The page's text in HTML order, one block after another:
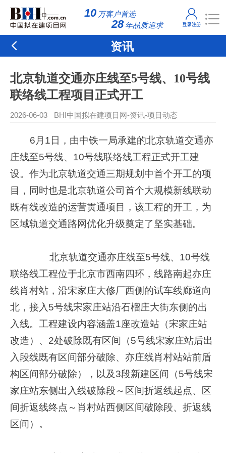
10 万客户首选
28 年品质追求
资讯
北京轨道交通亦庄线至5号线、10号线
联络线工程项目正式开工
2026-06-03 BHI中国拟在建项目网-资讯-项目动态
6月1日，由中铁一局承建的北京轨道交通亦
庄线至5号线、10号线联络线工程正式开工建
设。作为北京轨道交通三期规划中首个开工的项
目，同时也是北京轨道公司首个大规模新线联动
既有线改造的运营贯通项目，该工程的开工，为
区域轨道交通路网优化升级奠定了坚实基础。
北京轨道交通亦庄线至5号线、10号线
联络线工程位于北京市西南四环，线路南起亦庄
线肖村站，沿宋家庄大修厂西侧的试车线廊道向
北，接入5号线宋家庄站沿石榴庄大街东侧的出
入线。工程建设内容涵盖1座改造站（宋家庄站
改造）、2处破除既有区间（5号线宋家庄站后出
入段线既有区间部分破除、亦庄线肖村站站前盾
构区间部分破除），以及3段新建区间（5号线宋
家庄站东侧出入线破除段～区间折返线起点、区
间折返线终点～肖村站西侧区间破除段、折返线
区间）。